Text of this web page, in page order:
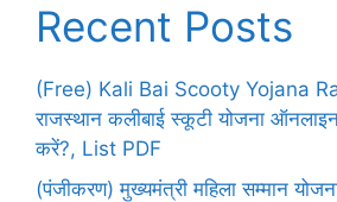
Recent Posts
(Free) Kali Bai Scooty Yojana
राजस्थान कलीबाई स्कूटी योजना
करें?, List PDF
(पंजीकरण) मुख्यमंत्री महिला सम्मान